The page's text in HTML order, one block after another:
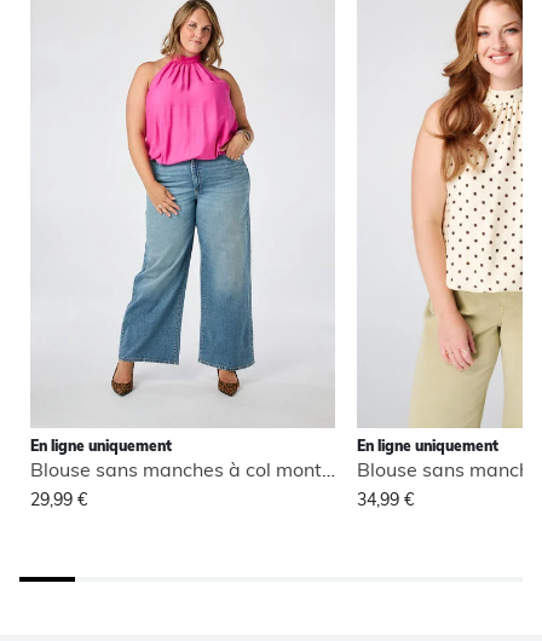
En ligne uniquement
Blouse sans manches à col montant
29,99 €
En ligne uniquement
34,99 €